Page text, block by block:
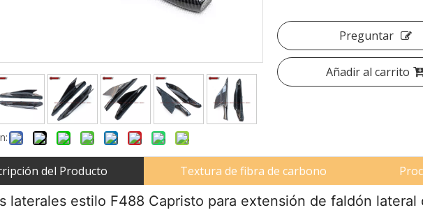
Preguntar
Añadir al carrito
del Producto Textura de fibra de carbono
laterales estilo F488 Capristo para extensión de faldón lateral